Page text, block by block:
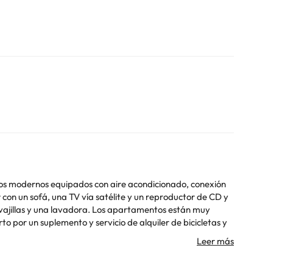
modernos equipados con aire acondicionado, conexión
apartamentos están muy
por un suplemento y servicio de alquiler de bicicletas y